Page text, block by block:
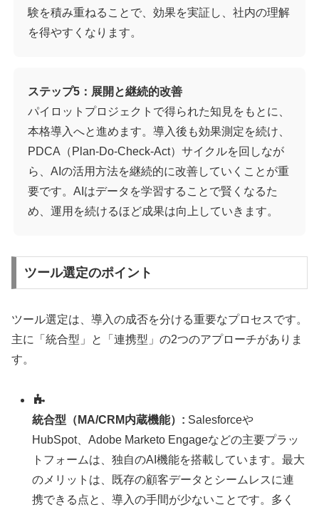
験を積み重ねることで、効果を実証し、社内の理解
を得やすくなります。
ステップ5：展開と継続的改善
パイロットプロジェクトで得られた知見をもとに、
本格導入へと進めます。導入後も効果測定を続け、
PDCA（Plan-Do-Check-Act）サイクルを回しなが
ら、AIの活用方法を継続的に改善していくことが重
要です。AIはデータを学習することで賢くなるた
め、運用を続けるほど成果は向上していきます。
ツール選定のポイント
ツール選定は、導入の成否を分ける重要なプロセスです。
主に「統合型」と「連携型」の2つのアプローチがありま
す。
統合型（MA/CRM内蔵機能）: Salesforceや
HubSpot、Adobe Marketo Engageなどの主要プラッ
トフォームは、独自のAI機能を搭載しています。最大
のメリットは、既存の顧客データとシームレスに連
携できる点と、導入の手間が少ないことです。多く